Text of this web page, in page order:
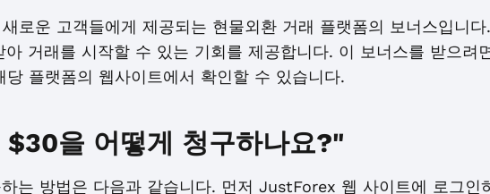
로운 고객들에게 제공되는 현물외환 거래 플랫폼의 보너스입니
거래를 시작할 수 있는 기회를 제공합니다. 이 보너스를 받으려
플랫폼의 웹사이트에서 확인할 수 있습니다.
을 어떻게 청구하나요?"
는 방법은 다음과 같습니다. 먼저 JustForex 웹 사이트에 로그인